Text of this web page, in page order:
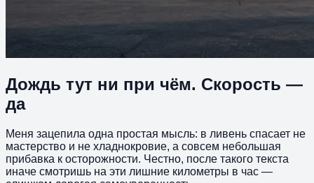
Дождь тут ни при чём. Скорость —
да
Меня зацепила одна простая мысль: в ливень спасает не
мастерство и не хладнокровие, а совсем небольшая
прибавка к осторожности. Честно, после такого текста
иначе смотришь на эти лишние километры в час —